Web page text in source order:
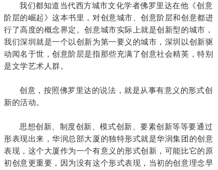
我们都知道当代西方城市文化学者佛罗里达在他《创意
阶层的崛起》这本书里，对创意城市、创意阶层和创意都进
行了高度的概念界定。创意城市实际上就是创新型的城市，
我们深圳就是一个以创新为第一要义的城市，深圳以创新驱
动闻名于世，创意阶层是指那些充满了创意社会精英，特别
是文学艺术人群。
创意，按照佛罗里达的说法，就是从事有意义的形式创
新的活动。
思想创新、制度创新、模式创新、要素创新等等要通过
形表现出来，华润总部大厦的独特形式就是华润集团的创意
表现，这个大厦作为一个有意义的形式创新，可能比它的原
初创意更重要，因为没有这个形式表现，当初的创意理念早